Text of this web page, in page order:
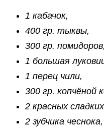
1 кабачок,
400 гр. тыквы,
300 гр. помидоров,
1 большая
1 перец чили,
300 гр. копчёной
2 красных
2 зубчика чеснока,